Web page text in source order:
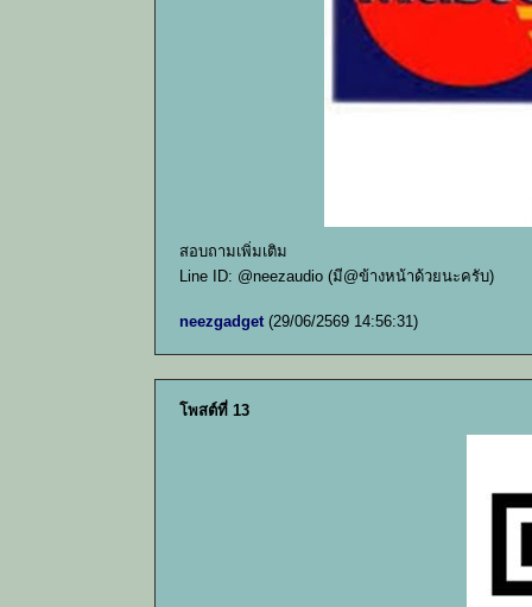
สอบถามเพิ่มเติม
Line ID: @neezaudio (มี@ข้างหน้าด้วยนะครับ)
neezgadget (29/06/2569 14:56:31)
โพสต์ที่ 13